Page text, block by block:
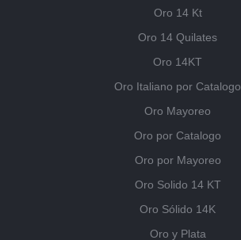
Oro 14 Kt
Oro 14 Quilates
Oro 14KT
Oro Italiano por Catalogo
Oro Mayoreo
Oro por Catalogo
Oro por Mayoreo
Oro Solido 14 KT
Oro Sólido 14K
Oro y Plata